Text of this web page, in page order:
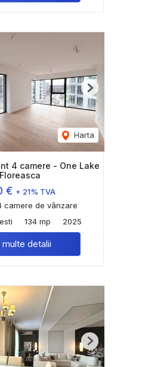
Harta
Next
4 camere - One Lake
€ + 21% TVA
camere de vânzare
134 mp 2025
multe detalii
Next